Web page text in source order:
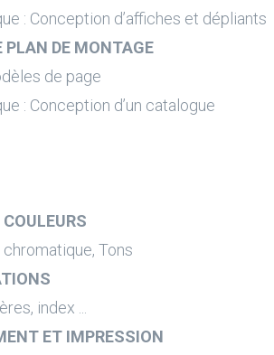
: Conception d’affiches et dépliants
PLAN DE MONTAGE
de page
: Conception d’un catalogue
chromatique, Tons
index ...
ET IMPRESSION